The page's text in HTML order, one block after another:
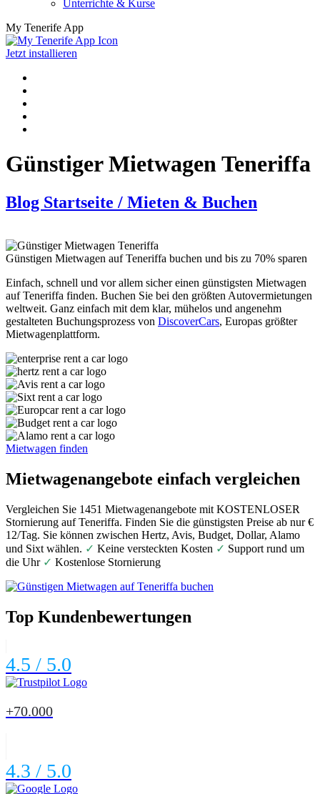
Unterrichte & Kurse
My Tenerife App
Jetzt installieren
Günstiger Mietwagen Teneriffa
Blog Startseite / Mieten & Buchen
Günstigen Mietwagen auf Teneriffa buchen und bis zu 70% sparen
Einfach, schnell und vor allem sicher einen günstigsten Mietwagen
auf Teneriffa finden. Buchen Sie bei den größten Autovermietungen
weltweit. Ganz einfach mit dem klar, mühelos und angenehm
gestalteten Buchungsprozess von DiscoverCars, Europas größter
Mietwagenplattform.
Mietwagen finden
Mietwagenangebote einfach vergleichen
Vergleichen Sie 1451 Mietwagenangebote mit KOSTENLOSER
Stornierung auf Teneriffa. Finden Sie die günstigsten Preise ab nur €
12/Tag. Sie können zwischen Hertz, Avis, Budget, Dollar, Alamo
und Sixt wählen. ✓ Keine versteckten Kosten ✓ Support rund um
die Uhr ✓ Kostenlose Stornierung
Top Kundenbewertungen
4.5 / 5.0
+70.000
4.3 / 5.0